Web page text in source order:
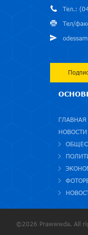
Тел.:
Тел/
ГЛАВНАЯ
НОВОСТИ
©2026 Prawwwda. All